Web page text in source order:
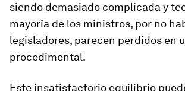
siendo demasiado complicada y
mayoría de los ministros, por no
legisladores, parecen perdidos en
procedimental.
Este insatisfactorio equilibrio